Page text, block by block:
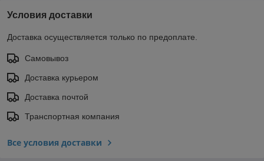
Условия доставки
Доставка осуществляется только по предоплате.
Самовывоз
Доставка курьером
Доставка почтой
Транспортная компания
Все условия доставки